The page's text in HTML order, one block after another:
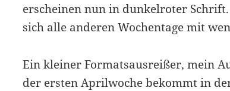
erscheinen nun in dunkelroter
sich alle anderen Wochentage mit
Ein kleiner Formatsausreißer, mein
der ersten Aprilwoche bekommt in